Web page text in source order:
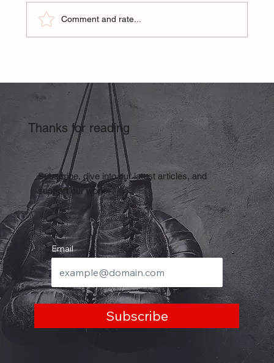
Comment and rate...
Thanks for reading
Subscribe, dive into our latest articles, and
support our work
Email
Subscribe